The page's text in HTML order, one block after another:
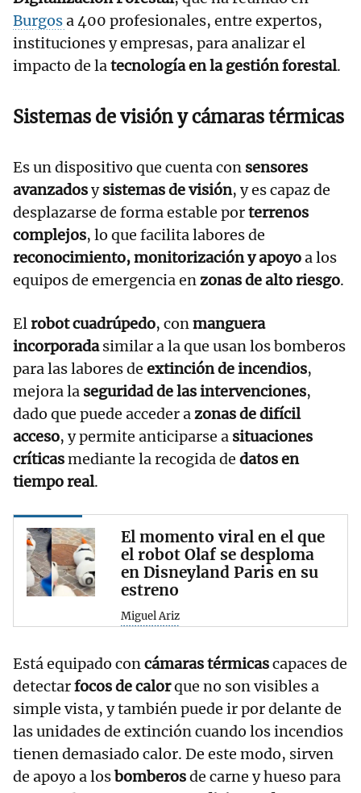
Burgosa 400 profesionales, entre expertos,
instituciones y empresas, para analizar el
impacto de latecnología en la gestión forestal.
Sistemas de visión y cámaras térmicas
Es un dispositivo que cuenta con sensores
avanzadosysistemas de visión, y es capaz de
desplazarse de forma estable porterrenos
complejos, lo que facilita labores de
reconocimiento, monitorización y apoyoa los
equipos de emergencia enzonas de alto riesgo.
Elrobot cuadrúpedo, conmanguera
incorporadasimilar a la que usan los bomberos
para las labores de extinción de incendios,
mejora la seguridad de las intervenciones,
dado que puede acceder azonas de difícil
acceso, y permite anticiparse a situaciones
críticasmediante la recogida de datos en
tiempo real.
El momento viral en el que
el robot Olaf se desploma
en Disneyland Paris en su
estreno
Miguel Ariz
Está equipado concámaras térmicascapaces de
detectarfocos de calorque no son visibles a
simple vista, y también puede ir por delante de
las unidades de extinción cuando los incendios
tienen demasiado calor. De este modo, sirven
de apoyo a losbomberosde carne y hueso para